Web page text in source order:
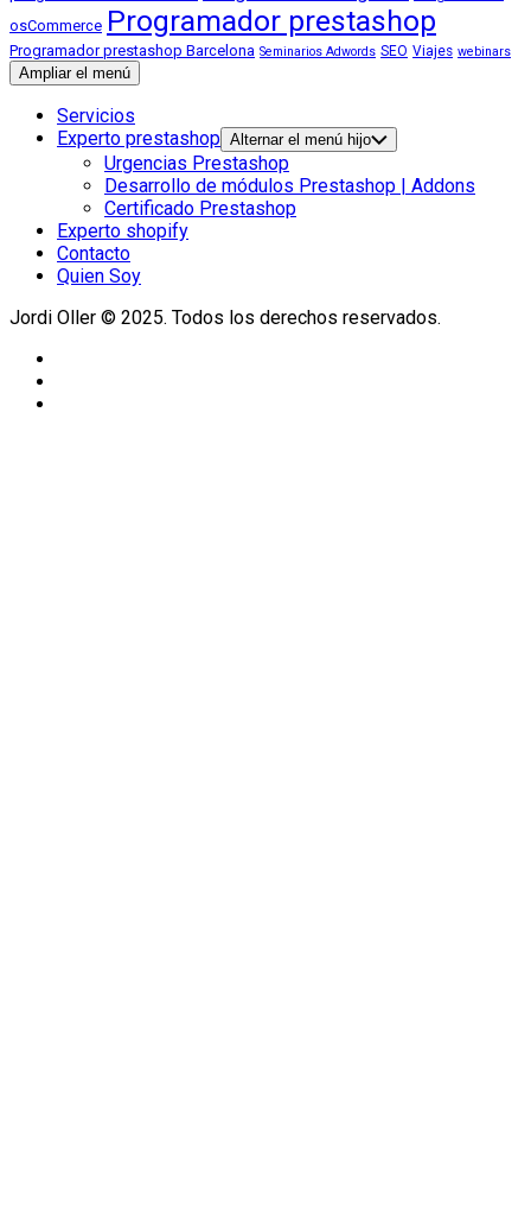
osCommerce Programador prestashop
Programador prestashop Barcelona Seminarios Adwords SEO Viajes webinars
Ampliar el menú
Servicios
Experto prestashop Alternar el menú hijo
Urgencias Prestashop
Desarrollo de módulos Prestashop | Addons
Certificado Prestashop
Experto shopify
Contacto
Quien Soy
Jordi Oller © 2025. Todos los derechos reservados.